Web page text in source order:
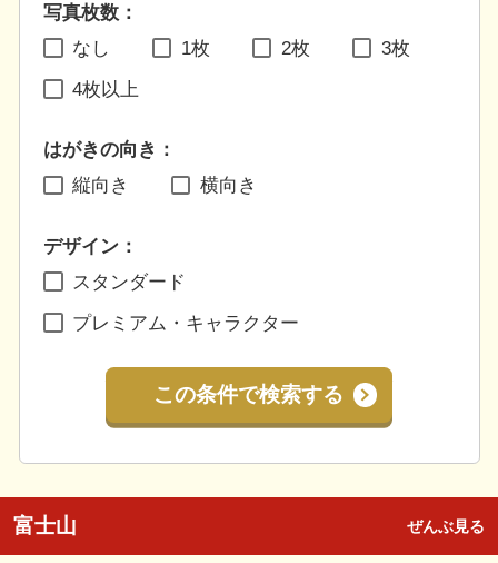
写真枚数：
なし
1枚 2枚 3枚
4枚以上
はがきの向き：
縦向き
横向き
デザイン：
スタンダード
プレミアム・キャラクター
この条件で検索する
富士山 ぜんぶ見る